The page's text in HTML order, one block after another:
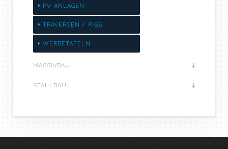
PV-ANLAGEN
TRAVERSEN / RIGS
WERBETAFELN
MASSIVBAU
STAHLBAU